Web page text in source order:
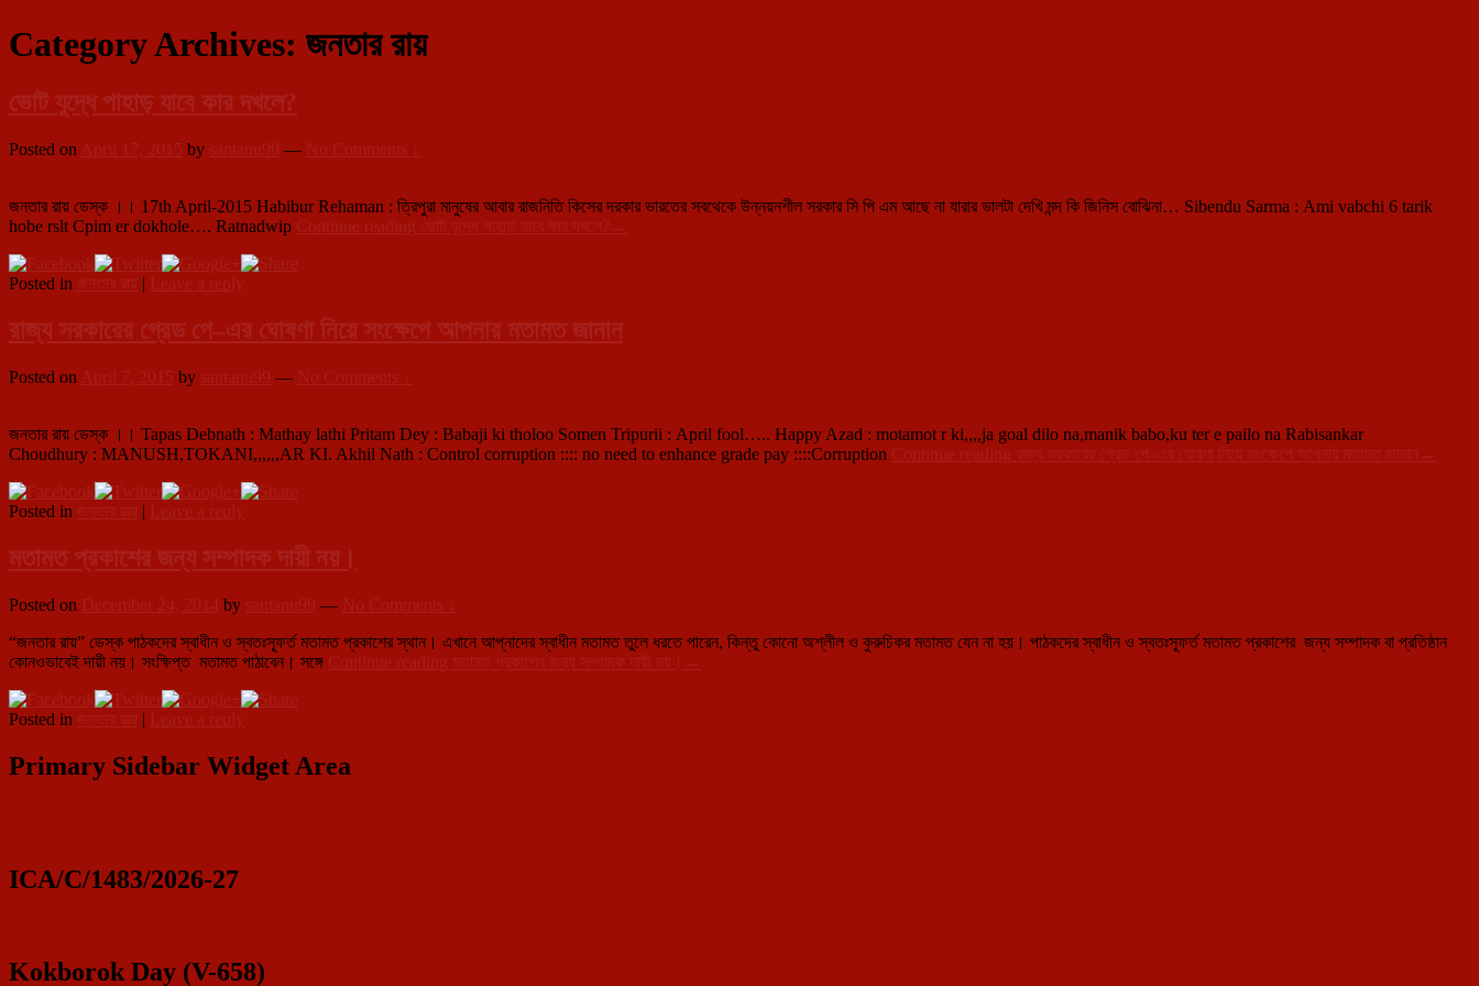
Category Archives: জনতার রায়
ভোট যুদ্ধে পাহাড় যাবে কার দখলে?
Posted on April 17, 2015 by santanu99 — No Comments ↓
জনতার রায় ডেস্ক ।। 17th April-2015 Habibur Rehaman : ত্রিপুরা মানুষের আবার রাজনিতি কিসের দরকার ভারতের সবথেকে উন্নয়নশীল সরকার সি পি এম আছে না যারার ভালটা দেখি মন্দ কি জিনিস বোঝিনা… Sibendu Sarma : Ami vabchi 6 tarik
hobe rslt Cpim er dokhole…. Ratnadwip Continue reading ভোট যুদ্ধে পাহাড় যাবে কার দখলে? →
Posted in জনতার রায় | Leave a reply
রাজ্য সরকারের গ্রেড পে–এর ঘোষণা নিয়ে সংক্ষেপে আপনার মতামত জানান
Posted on April 7, 2015 by santanu99 — No Comments ↓
জনতার রায় ডেস্ক ।। Tapas Debnath : Mathay lathi Pritam Dey : Babaji ki tholoo Somen Tripurii : April fool….. Happy Azad : motamot r ki,,,,ja goal dilo na,manik babo,ku ter e pailo na Rabisankar
Choudhury : MANUSH,TOKANI,,,,,,AR KI. Akhil Nath : Control corruption :::: no need to enhance grade pay ::::Corruption Continue reading রাজ্য সরকারের গ্রেড পে–এর ঘোষণা নিয়ে সংক্ষেপে আপনার মতামত জানান →
Posted in জনতার রায় | Leave a reply
মতামত প্রকাশের জন্য সম্পাদক দায়ী নয়।
Posted on December 24, 2014 by santanu99 — No Comments ↓
“জনতার রায়” ডেস্ক পাঠকদের স্বাধীন ও স্বতঃস্ফূর্ত মতামত প্রকাশের স্থান। এখানে আপ্নাদের স্বাধীন মতামত তুলে ধরতে পারেন, কিন্তু কোনো অশ্লীল ও কুরুচিকর মতামত যেন না হয়। পাঠকদের স্বাধীন ও স্বতঃস্ফূর্ত মতামত প্রকাশের জন্য সম্পাদক বা প্রতিষ্ঠান
কোনওভাবেই দায়ী নয়। সংক্ষিপ্ত মতামত পাঠাবেন। সঙ্গে Continue reading মতামত প্রকাশের জন্য সম্পাদক দায়ী নয়। →
Posted in জনতার রায় | Leave a reply
Primary Sidebar Widget Area
ICA/C/1483/2026-27
Kokborok Day (V-658)